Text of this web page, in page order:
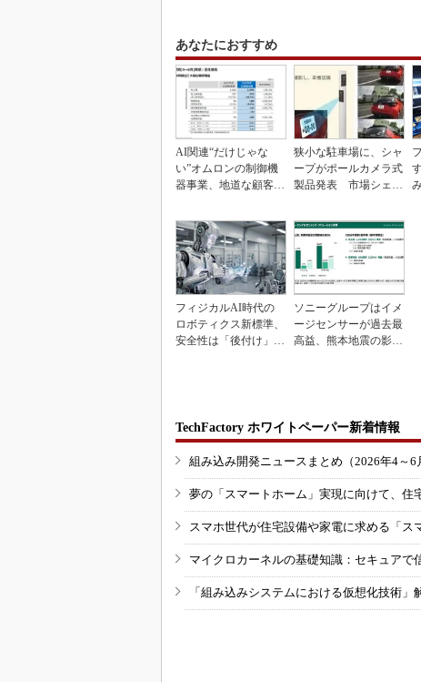
あなたにおすすめ
AI関連“だけじゃな
い”オムロンの制御機
器事業、地道な顧客基
狭小な駐車場に、シャ
ープがポールカメラ式
製品発表 市場シェア
フィジカルAI時代の
ロボティクス新標準、
安全性は「後付け」で
ソニーグループはイメ
ージセンサーが過去最
高益、熊本地震の影響
TechFactory ホワイトペーパー新着情報
組み込み開発ニュースまとめ（2026年4～6
夢の「スマートホーム」実現に向けて、住
スマホ世代が住宅設備や家電に求める「ス
マイクロカーネルの基礎知識：セキュアで
「組み込みシステムにおける仮想化技術